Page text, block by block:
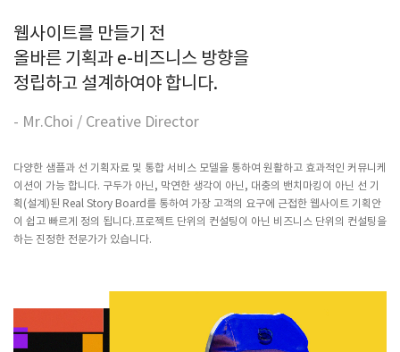
웹사이트를 만들기 전
올바른 기획과 e-비즈니스 방향을
정립하고 설계하여야 합니다.
- Mr.Choi / Creative Director
다양한 샘플과 선 기획자료 및 통합 서비스 모델을 통하여 원활하고 효과적인 커뮤니케
이션이 가능 합니다. 구두가 아닌, 막연한 생각이 아닌, 대충의 밴치마킹이 아닌 선 기
획(설계)된 Real Story Board를 통하여 가장 고객의 요구에 근접한 웹사이트 기획안
이 쉽고 빠르게 정의 됩니다.프로젝트 단위의 컨설팅이 아닌 비즈니스 단위의 컨설팅을
하는 진정한 전문가가 있습니다.